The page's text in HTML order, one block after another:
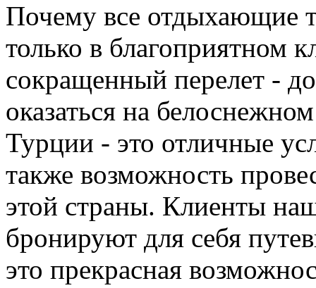
Почему все отдыхающие
только в благоприятном
сокращенный перелет -
оказаться на
Турции - это отличные
также возможность
этой страны. Клиенты
бронируют для себя
это прекрасная